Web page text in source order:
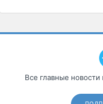
Все главные